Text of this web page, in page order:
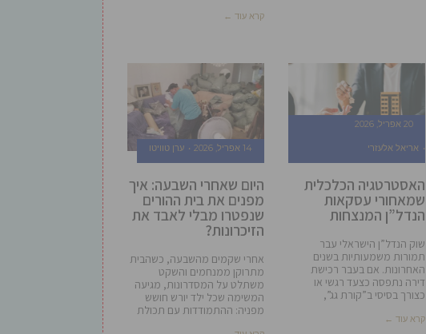
קרא עוד ←
20 אפריל, 2026
אריאל אלעזרי
האסטרטגיה הכלכלית
שמאחורי עסקאות
הנדל”ן המנצחות
שוק הנדל”ן הישראלי עבר
תמורות משמעותיות בשנים
האחרונות. אם בעבר רכישת
דירה נתפסה כצעד רגשי או
כצורך בסיסי ב”קורת גג”,
קרא עוד ←
14 אפריל, 2026 ערן טוויטו
היום שאחרי השבעה: איך
מפנים את בית ההורים
שנפטרו מבלי לאבד את
הזיכרונות?
אחרי שקמים מהשבעה, כשהבית
מתרוקן ממנחמים והשקט
משתלט על המסדרונות, מגיעה
המשימה שכל ילד יורש חושש
מפניה: ההתמודדות עם תכולת